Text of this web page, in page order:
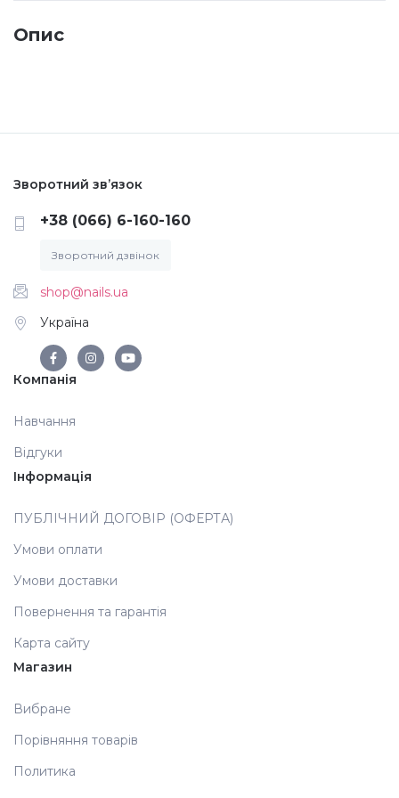
Меланж (цукровий ефект)
Інші прикраси
Фарби для розпису
Фольга для лиття (ефект кракелюра)
Опис
Зворотний зв’язок
+38 (066) 6-160-160
Зворотний дзвінок
shop@nails.ua
Україна
Компанія
Навчання
Відгуки
Інформація
ПУБЛІЧНИЙ ДОГОВІР (ОФЕРТА)
Умови оплати
Умови доставки
Повернення та гарантія
Карта сайту
Магазин
Вибране
Порівняння товарів
Политика